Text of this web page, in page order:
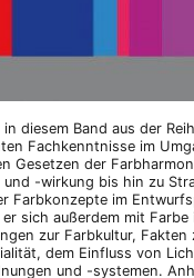
diesem Band aus der
Fachkenntnisse im
Gesetzen der
und -wirkung bis hin zu
Farbkonzepte im
sich außerdem mit Farbe
zur Farbkultur, Fakten
dem Einfluss von
und -systemen.